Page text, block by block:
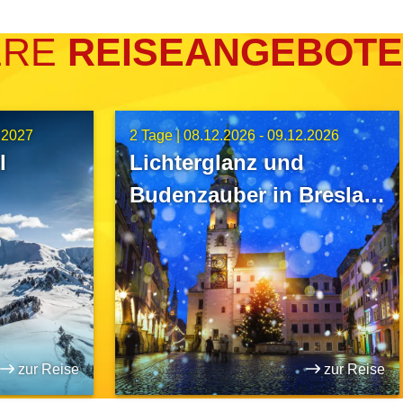
REISEANGEBOTE
2 Tage | 08.12.2026 - 09.12.2026
Lichterglanz und
Budenzauber in Breslau
& Görlitz
zur Reise
zur Reise